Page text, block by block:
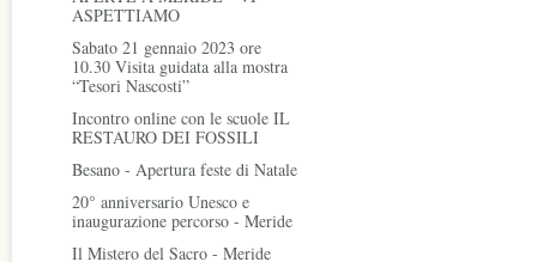
ASPETTIAMO
Sabato 21 gennaio 2023 ore
10.30 Visita guidata alla mostra
“Tesori Nascosti”
Incontro online con le scuole IL
RESTAURO DEI FOSSILI
Besano - Apertura feste di Natale
20° anniversario Unesco e
inaugurazione percorso - Meride
Il Mistero del Sacro - Meride